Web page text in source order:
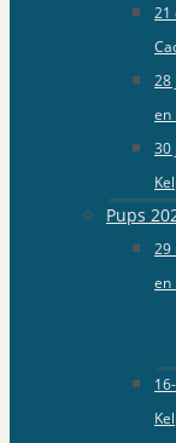
21
28
en
30
Pups
29
en